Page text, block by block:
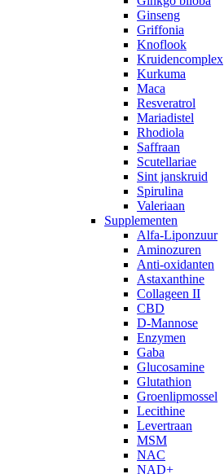
Ginseng
Griffonia
Knoflook
Kruidencomplex
Kurkuma
Maca
Resveratrol
Mariadistel
Rhodiola
Saffraan
Scutellariae
Sint janskruid
Spirulina
Valeriaan
Supplementen
Alfa-Liponzuur
Aminozuren
Anti-oxidanten
Astaxanthine
Collageen II
CBD
D-Mannose
Enzymen
Gaba
Glucosamine
Glutathion
Groenlipmossel
Lecithine
Levertraan
MSM
NAC
NAD+